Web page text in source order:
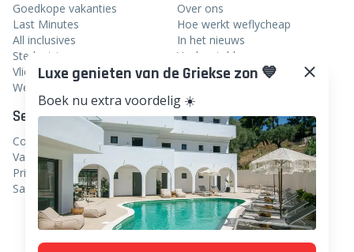
Goedkope vakanties
Last Minutes
All inclusives
Stedentrips
Vliegtickets
Weekendje weg
Over ons
Hoe werkt weflycheap
In het nieuws
Veelgestelde vragen
Blog
Service
Contact
Vacatures
Privacy
Samenwerken
Volg ons
Facebook
Instagram
Linkedin
TikTok
Pinterest
Luxe genieten van de Griekse zon 💙
Boek nu extra voordelig ☀️